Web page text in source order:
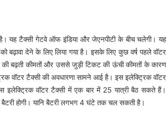
यह टैक्सी गेटवे ऑफ इंडिया और जेएनपीटी के बीच चलेगी। यह
बढ़ावा देने के लिए लिया गया है। इसके लिए कुछ वर्ष पहले वॉटर
बढ़ती कीमतों और उससे जुड़ी टिकट की ऊंची कीमतों के कारण
वॉटर टैक्सी की अवधारणा सामने आई है। इस इलेक्ट्रिक वॉटर
इलेक्ट्रिक वॉटर टैक्सी में एक बार में 25 यात्री बैठ सकते हैं।
होगी। यानि बैटरी लगभग 4 घंटे तक चल सकती है।